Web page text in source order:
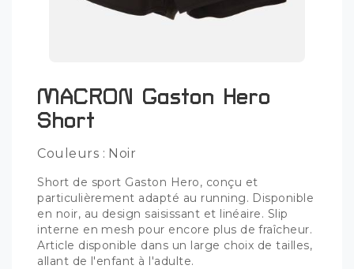
MACRON Gaston Hero
Short
Couleurs : Noir
Short de sport Gaston Hero, conçu et
particulièrement adapté au running. Disponible
en noir, au design saisissant et linéaire. Slip
interne en mesh pour encore plus de fraîcheur.
Article disponible dans un large choix de tailles,
allant de l'enfant à l'adulte.